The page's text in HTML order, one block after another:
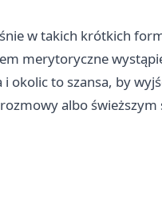
w takich krótkich
merytoryczne
to szansa, by
albo świeższym